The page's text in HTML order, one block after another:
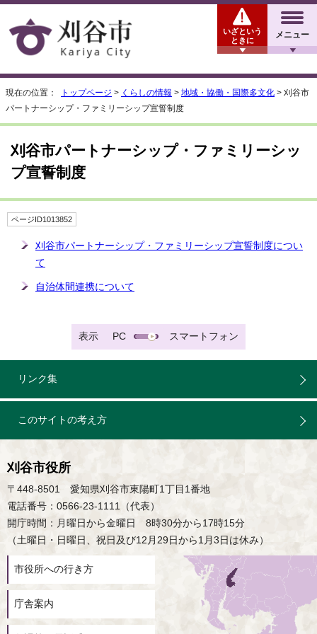
メニュー
いざという
ときに
現在の位置： トップページ > くらしの情報 > 地域・協働・国際多文化 > 刈谷市
パートナーシップ・ファミリーシップ宣誓制度
刈谷市パートナーシップ・ファミリーシッ
プ宣誓制度
ページID1013852
刈谷市パートナーシップ・ファミリーシップ宣誓制度につい
て
自治体間連携について
表示 PC スマートフォン
リンク集
このサイトの考え方
刈谷市役所
〒448-8501 愛知県刈谷市東陽町1丁目1番地
電話番号：0566-23-1111（代表）
開庁時間：月曜日から金曜日 8時30分から17時15分
（土曜日・日曜日、祝日及び12月29日から1月3日は休み）
市役所への行き方
庁舎案内